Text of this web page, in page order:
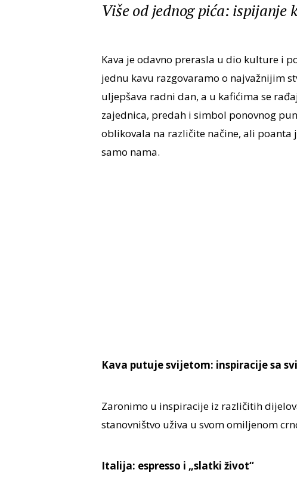
Više od jednog pića: ispijanje
Kava je odavno prerasla u dio kulture i
jednu kavu razgovaramo o najvažnijim
uljepšava radni dan, a u kafićima se
zajednica, predah i simbol ponovnog
oblikovala na različite načine, ali
samo nama.
Kava putuje svijetom: inspiracije sa
Zaronimo u inspiracije iz različitih
stanovništvo uživa u svom omiljenom
Italija: espresso i „slatki život“